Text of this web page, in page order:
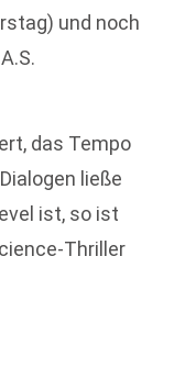
und noch
das Tempo
ließe
ist, so ist
Thriller